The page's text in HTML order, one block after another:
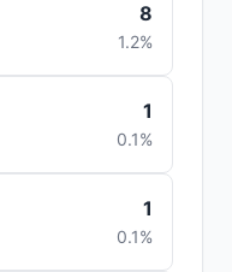
8
1.2%
1
0.1%
1
0.1%